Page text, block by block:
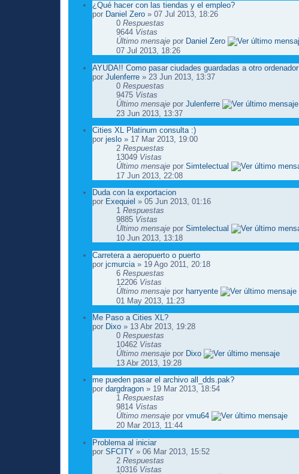
¿Qué hacer con las tiendas y el empleo?
por Daniel Zero » 07 Jul 2013, 18:26
0Respuestas
9644 Vistas
Último mensaje por Daniel Zero
07 Jul 2013, 18:26
AYUDA!! Como pasar ciudades guardadas a otro ordenador
porJulenferre » 23 Jun 2013, 13:37
0Respuestas
9475 Vistas
Último mensaje porJulenferre
23 Jun 2013, 13:37
Cities XL Platinum consulta :)
porjeslo » 17 Mar 2013, 19:00
2Respuestas
13049 Vistas
Último mensaje porSimtelectual
17 Jun 2013, 22:08
Duda con la exportacion
por Exequiel » 05 Jun 2013, 01:16
1Respuestas
9885 Vistas
Último mensaje porSimtelectual
10 Jun 2013, 13:18
Carretera a aeropuerto o puerto
porjcmurcia » 19 Ago 2011, 20:18
6Respuestas
12206 Vistas
Último mensaje por harryente
01 May 2013, 11:23
Me Paso a Cities XL?
por Dixo » 13 Abr 2013, 19:28
0Respuestas
10462 Vistas
Último mensaje por Dixo
13 Abr 2013, 19:28
me pueden pasar el archivo all_dds.pak?
pordargdragon » 19 Mar 2013, 18:54
1Respuestas
9814 Vistas
Último mensaje porvmu64
20 Mar 2013, 11:44
Problema al iniciar
porSFCITY » 06 Mar 2013, 15:52
2Respuestas
10316 Vistas